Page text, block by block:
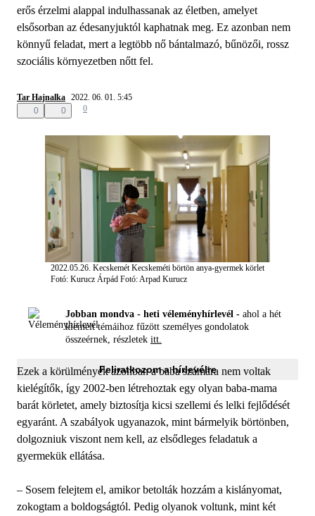
erős érzelmi alappal indulhassanak az életben, amelyet
elsősorban az édesanyjuktól kaphatnak meg. Ez azonban nem
könnyű feladat, mert a legtöbb nő bántalmazó, bűnözői, rossz
szociális környezetben nőtt fel.
Tar Hajnalka 2022. 06. 01. 5:45
0
0 0
2022.05.26. Kecskemét Kecskeméti börtön anya-gyermek körlet
Fotó: Kurucz Árpád Fotó: Arpad Kurucz
Jobban mondva - heti véleményhírlevél - ahol a hét
kiemelt témáihoz fűzött személyes gondolatok
összeérnek, részletek itt.
Feliratkozom a hírlevélre
Ezek a körülmények azonban a baba számára nem voltak
kielégítők, így 2002-ben létrehoztak egy olyan baba-mama
barát körletet, amely biztosítja kicsi szellemi és lelki fejlődését
egyaránt. A szabályok ugyanazok, mint bármelyik börtönben,
dolgozniuk viszont nem kell, az elsődleges feladatuk a
gyermekük ellátása.
– Sosem felejtem el, amikor betolták hozzám a kislányomat,
zokogtam a boldogságtól. Pedig olyanok voltunk, mint két